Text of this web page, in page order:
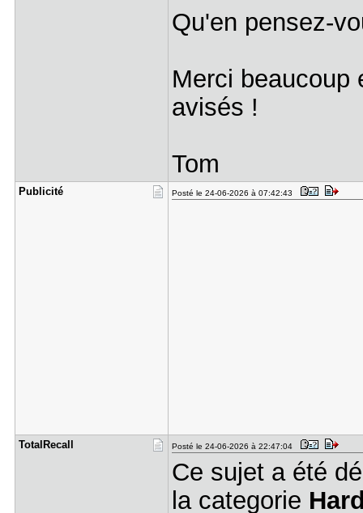
Qu'en pensez-
Merci beaucoup
avisés !
Tom
Publicité Posté le 24-06-2026 à 07:42:43
TotalRecal​l Posté le 24-06-2026 à 22:47:04
Ce sujet a été
la categorie